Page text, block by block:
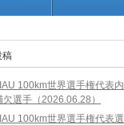
稿
100km世界選手権代表内
欠選手（2026.06.28）
100km世界選手権代表選